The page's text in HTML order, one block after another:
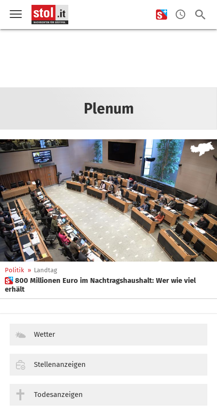
Plenum
Politik » Landtag
 800 Millionen Euro im Nachtragshaushalt: Wer wie viel
erhält
Wetter
Stellenanzeigen
Todesanzeigen